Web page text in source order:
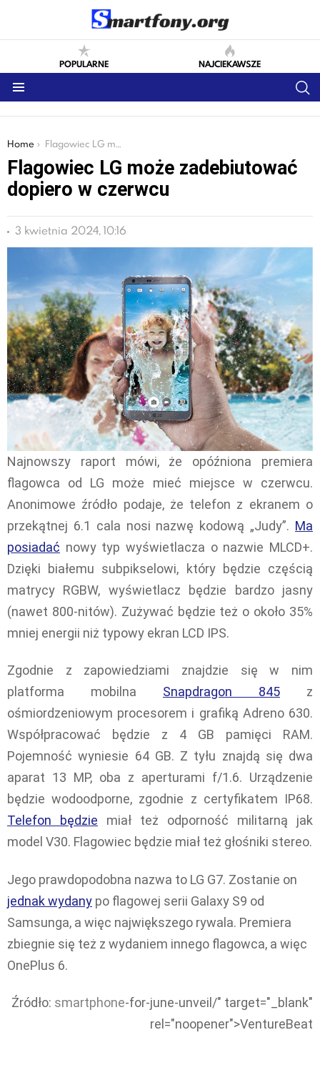
POPULARNE NAJCIEKAWSZE
You are here:
Home Flagowiec LG może zadebiutować dopiero w czerwcu
Flagowiec LG może zadebiutować
dopiero w czerwcu
3 kwietnia 2024, 10:16
Najnowszy raport mówi, że opóźniona premiera
flagowca od LG może mieć miejsce w czerwcu.
Anonimowe źródło podaje, że telefon z ekranem o
przekątnej 6.1 cala nosi nazwę kodową „Judy”. Ma
posiadać nowy typ wyświetlacza o nazwie MLCD+.
Dzięki białemu subpikselowi, który będzie częścią
matrycy RGBW, wyświetlacz będzie bardzo jasny
(nawet 800-nitów). Zużywać będzie też o około 35%
mniej energii niż typowy ekran LCD IPS.
Zgodnie z zapowiedziami znajdzie się w nim
platforma mobilna Snapdragon 845 z
ośmiordzeniowym procesorem i grafiką Adreno 630.
Współpracować będzie z 4 GB pamięci RAM.
Pojemność wyniesie 64 GB. Z tyłu znajdą się dwa
aparat 13 MP, oba z aperturami f/1.6. Urządzenie
będzie wodoodporne, zgodnie z certyfikatem IP68.
Telefon będzie miał też odporność militarną jak
model V30. Flagowiec będzie miał też głośniki stereo.
Jego prawdopodobna nazwa to LG G7. Zostanie on
jednak wydany po flagowej serii Galaxy S9 od
Samsunga, a więc największego rywala. Premiera
zbiegnie się też z wydaniem innego flagowca, a więc
OnePlus 6.
Źródło: smartphone-for-june-unveil/" target="_blank"
rel="noopener">VentureBeat